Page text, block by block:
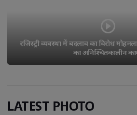
रजिस्ट्री व्यवस्था में बदलाव का विरोध
का अनिश्चितकालीन
LATEST PHOTO